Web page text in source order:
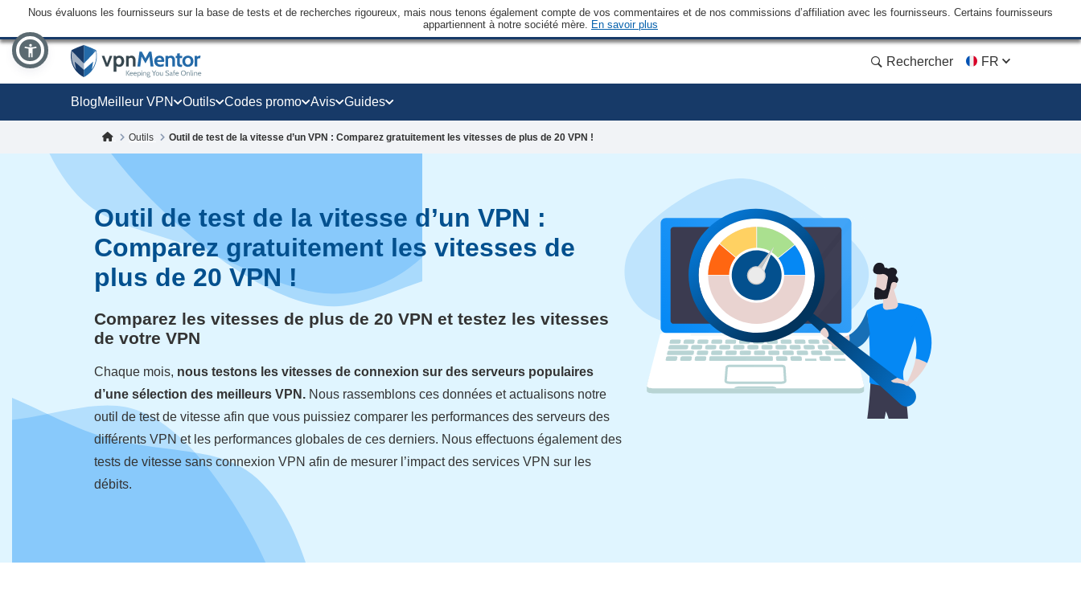
Nous évaluons les fournisseurs sur la base de tests et de recherches rigoureux, mais nous tenons également compte de vos commentaires et de nos commissions d’affiliation avec les fournisseurs. Certains fournisseurs
appartiennent à notre société mère. En savoir plus
Rechercher FR
BlogMeilleur VPN Outils Codes promo Avis Guides
Outils Outil de test de la vitesse d’un VPN : Comparez gratuitement les vitesses de plus de 20 VPN !
Outil de test de la vitesse d’un VPN :
Comparez gratuitement les vitesses de
plus de 20 VPN !
Comparez les vitesses de plus de 20 VPN et testez les vitesses
de votre VPN
Chaque mois, nous testons les vitesses de connexion sur des serveurs populaires
d’une sélection des meilleurs VPN. Nous rassemblons ces données et actualisons notre
outil de test de vitesse afin que vous puissiez comparer les performances des serveurs des
différents VPN et les performances globales de ces derniers. Nous effectuons également des
tests de vitesse sans connexion VPN afin de mesurer l’impact des services VPN sur les
débits.